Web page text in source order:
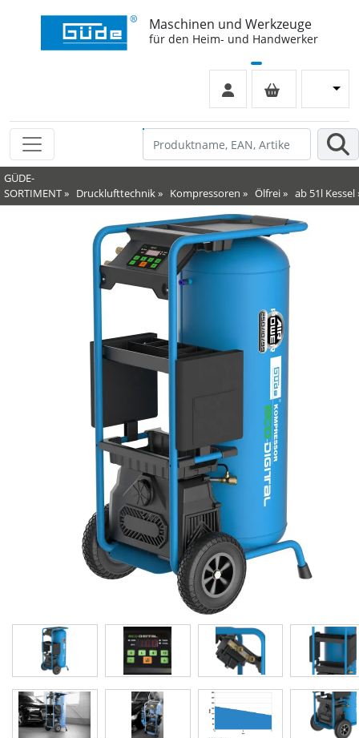
Maschinen und Werkzeuge
für den Heim- und Handwerker
GÜDE-
SORTIMENT» Drucklufttechnik» Kompressoren » Ölfrei» ab 51l Kessel